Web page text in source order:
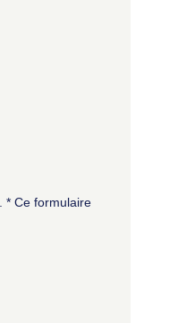
* Ce formulaire